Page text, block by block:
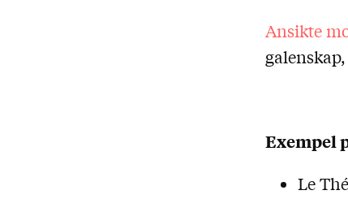
Ansikte
Exempel
Le